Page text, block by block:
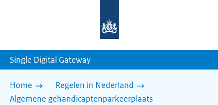
homepage
Single Digital Gateway
Home
Regelen in Nederland
Algemene gehandicaptenparkeerplaats